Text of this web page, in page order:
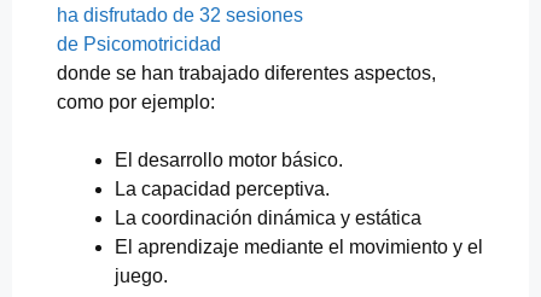
ha disfrutado de 32 sesiones
de Psicomotricidad
donde se han trabajado diferentes aspectos,
como por ejemplo:
El desarrollo motor básico.
La capacidad perceptiva.
La coordinación dinámica y estática
El aprendizaje mediante el movimiento y el
juego.